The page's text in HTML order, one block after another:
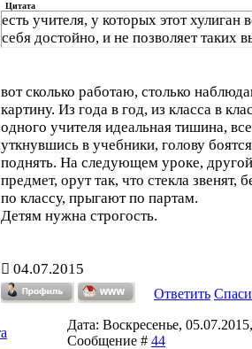
Цитата
есть учителя, у которых этот хулиган
себя достойно, и не позволяет таких
вот сколько работаю, столько
картину. Из года в год, из класса в
одного учителя идеальная тишина,
уткнувшись в учебники, голову боятся
поднять. На следующем уроке, другой
предмет, орут так, что стекла звенят,
по классу, прыгают по партам.
Детям нужна строгость.
04.07.2015
Ответить
Дата: Воскресенье,
Сообщение # 44